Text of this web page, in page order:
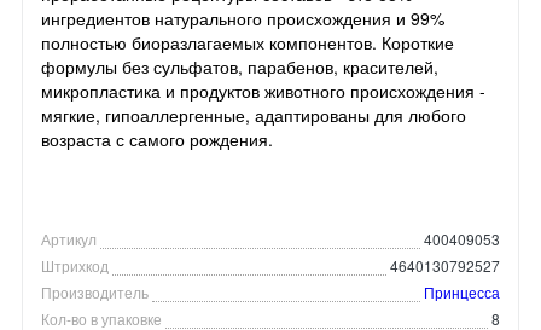
ингредиентов натурального происхождения и 99%
полностью биоразлагаемых компонентов. Короткие
формулы без сульфатов, парабенов, красителей,
микропластика и продуктов животного происхождения -
мягкие, гипоаллергенные, адаптированы для любого
возраста с самого рождения.
Артикул
400409053
Штрихкод
4640130792527
Производитель
Принцесса
Кол-во в упаковке
8